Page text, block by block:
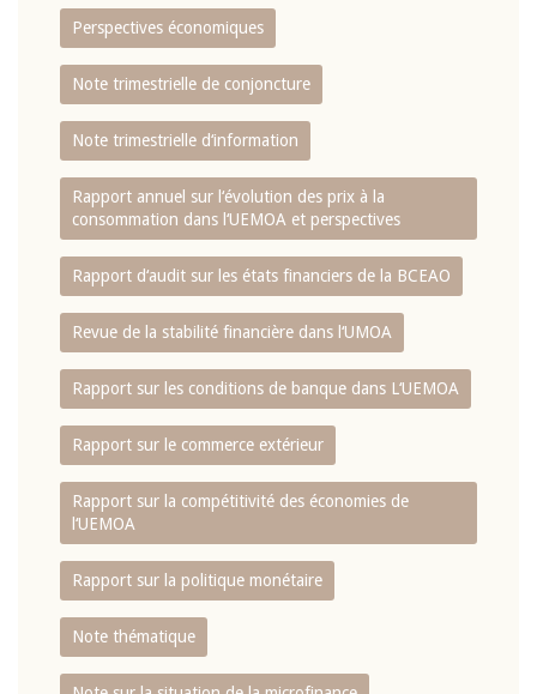
Perspectives économiques
Note trimestrielle de conjoncture
Note trimestrielle d‘information
Rapport annuel sur l‘évolution des prix à la
consommation dans l‘UEMOA et perspectives
Rapport d‘audit sur les états financiers de la BCEAO
Revue de la stabilité financière dans l‘UMOA
Rapport sur les conditions de banque dans L‘UEMOA
Rapport sur le commerce extérieur
Rapport sur la compétitivité des économies de
l‘UEMOA
Rapport sur la politique monétaire
Note thématique